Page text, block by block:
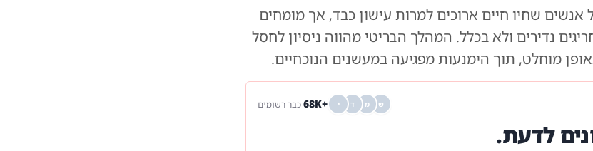
אנשים שחיו חיים ארוכים למרות עישון כבד, אך מומחים
נדירים ולא בכלל. המהלך הבריטי מהווה ניסיון לחסל
מוחלט, תוך הימנעות מפגיעה במעשנים הנוכחיים.
ש מ ד י +68K כבר רשומים
לדעת.